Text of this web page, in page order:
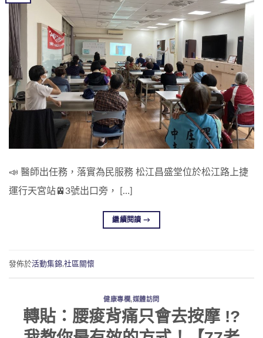
📣 醫師出任務，落實為民服務 松江昌盛堂位於松江路上捷
運行天宮站🚈3號出口旁， […]
繼續閱讀→
發佈於活動集錦,社區關懷
健康專欄,媒體訪問
轉貼：腰痠背痛只會去按摩 !?